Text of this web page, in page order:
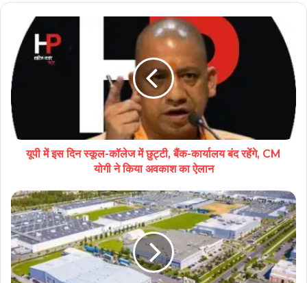
यूपी में इस दिन स्कूल-कॉलेज में छुट्टी, बैंक-कार्यालय बंद रहेंगे, CM
योगी ने किया अवकाश का ऐलान